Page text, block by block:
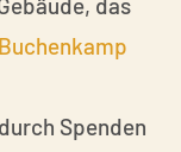
Spenden